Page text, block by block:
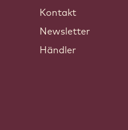
Kontakt
Newsletter
Händler